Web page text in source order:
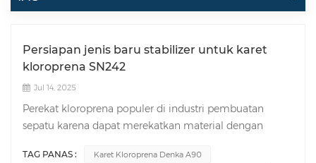
Persiapan jenis baru stabilizer untuk karet
kloroprena SN242
Jul 14, 2025
Perekat kloroprena populer di industri pembuatan
sepatu karena dapat merekatkan material dengan
kloroprena cangkok adalah yang paling banyak
TAG PANAS :
Karet Kloroprena Denka A90